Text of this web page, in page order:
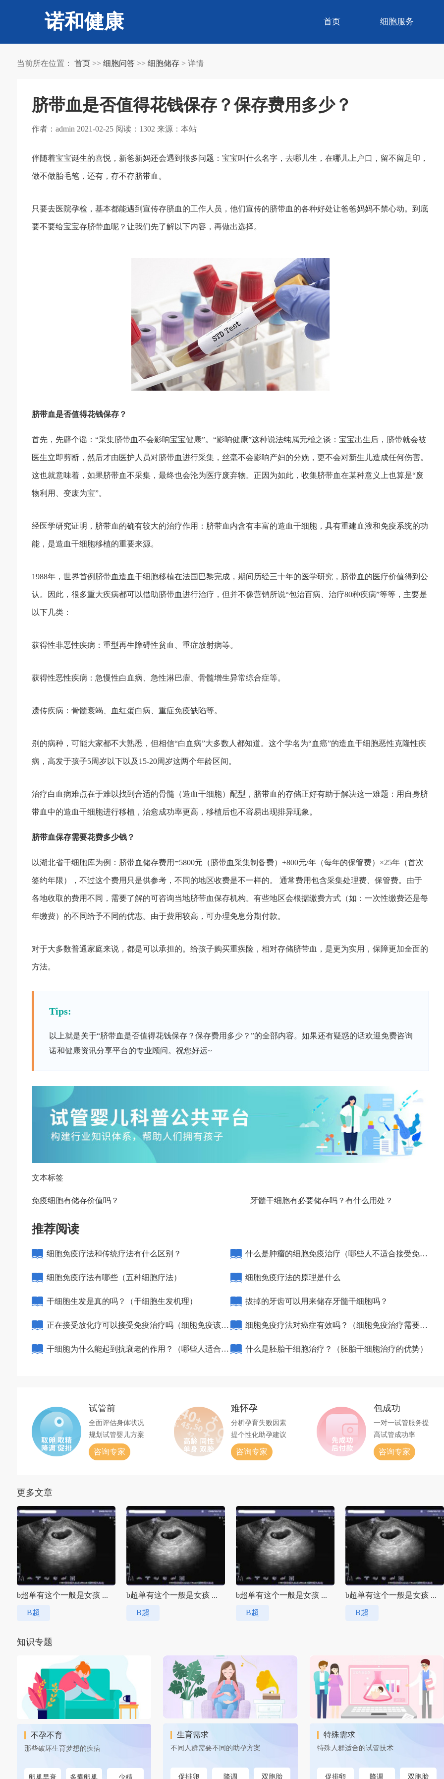
诺和健康 首页 细胞服务
当前所在位置： 首页>> 细胞问答>> 细胞储存> 详情
脐带血是否值得花钱保存？保存费用多少？
作者：admin 2021-02-25 阅读：1302 来源：本站
伴随着宝宝诞生的喜悦，新爸新妈还会遇到很多问题：宝宝叫什么名字，去哪儿生，在哪儿上户口，留不留足印，
做不做胎毛笔，还有，存不存脐带血。
只要去医院孕检，基本都能遇到宣传存脐血的工作人员，他们宣传的脐带血的各种好处让爸爸妈妈不禁心动。到底
要不要给宝宝存脐带血呢？让我们先了解以下内容，再做出选择。
脐带血是否值得花钱保存？
首先，先辟个谣：“采集脐带血不会影响宝宝健康”。“影响健康”这种说法纯属无稽之谈：宝宝出生后，脐带就会被
医生立即剪断，然后才由医护人员对脐带血进行采集，丝毫不会影响产妇的分娩，更不会对新生儿造成任何伤害。
这也就意味着，如果脐带血不采集，最终也会沦为医疗废弃物。正因为如此，收集脐带血在某种意义上也算是“废
物利用、变废为宝”。
经医学研究证明，脐带血的确有较大的治疗作用：脐带血内含有丰富的造血干细胞，具有重建血液和免疫系统的功
能，是造血干细胞移植的重要来源。
1988年，世界首例脐带血造血干细胞移植在法国巴黎完成，期间历经三十年的医学研究，脐带血的医疗价值得到公
认。因此，很多重大疾病都可以借助脐带血进行治疗，但并不像营销所说“包治百病、治疗80种疾病”等等，主要是
以下几类：
获得性非恶性疾病：重型再生障碍性贫血、重症放射病等。
获得性恶性疾病：急慢性白血病、急性淋巴瘤、骨髓增生异常综合症等。
遗传疾病：骨髓衰竭、血红蛋白病、重症免疫缺陷等。
别的病种，可能大家都不大熟悉，但相信“白血病”大多数人都知道。这个学名为“血癌”的造血干细胞恶性克隆性疾
病，高发于孩子5周岁以下以及15-20周岁这两个年龄区间。
治疗白血病难点在于难以找到合适的骨髓（造血干细胞）配型，脐带血的存储正好有助于解决这一难题：用自身脐
带血中的造血干细胞进行移植，治愈成功率更高，移植后也不容易出现排异现象。
脐带血保存需要花费多少钱？
以湖北省干细胞库为例：脐带血储存费用=5800元（脐带血采集制备费）+800元/年（每年的保管费）×25年（首次
签约年限），不过这个费用只是供参考，不同的地区收费是不一样的。 通常费用包含采集处理费、保管费。由于
各地收取的费用不同，需要了解的可咨询当地脐带血保存机构。有些地区会根据缴费方式（如：一次性缴费还是每
年缴费）的不同给予不同的优惠。由于费用较高，可办理免息分期付款。
对于大多数普通家庭来说，都是可以承担的。给孩子购买重疾险，相对存储脐带血，是更为实用，保障更加全面的
方法。
Tips:
以上就是关于“脐带血是否值得花钱保存？保存费用多少？”的全部内容。如果还有疑惑的话欢迎免费咨询
诺和健康资讯分享平台的专业顾问。祝您好运~
文本标签
免疫细胞有储存价值吗？ 牙髓干细胞有必要储存吗？有什么用处？
推荐阅读
细胞免疫疗法和传统疗法有什么区别？ 什么是肿瘤的细胞免疫治疗（哪些人不适合接受免疫
治疗）
细胞免疫疗法有哪些（五种细胞疗法） 细胞免疫疗法的原理是什么
干细胞生发是真的吗？（干细胞生发机理） 拔掉的牙齿可以用来储存牙髓干细胞吗？
正在接受放化疗可以接受免疫治疗吗（细胞免疫该不
该做）
细胞免疫疗法对癌症有效吗？（细胞免疫治疗需要几
个周期）
干细胞为什么能起到抗衰老的作用？（哪些人适合打 什么是胚胎干细胞治疗？（胚胎干细胞治疗的优势）
试管前
全面评估身体状况
规划试管婴儿方案
咨询专家
难怀孕
分析孕育失败因素
提个性化助孕建议
咨询专家
包成功
一对一试管服务提
高试管成功率
咨询专家
更多文章
b超单有这个一般是女孩 ...
B超
b超单有这个一般是女孩 ...
B超
b超单有这个一般是女孩 ...
B超
b超单有这个一般是女孩 ...
B超
知识专题
不孕不育
那些破坏生育梦想的疾病
卵巢早衰 多囊卵巢 少精
生育需求
不同人群需要不同的助孕方案
促排卵 降调 双胞胎
特殊需求
特殊人群适合的试管技术
促排卵 降调 双胞胎